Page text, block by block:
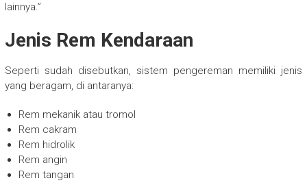
lainnya.”
Jenis Rem Kendaraan
Seperti sudah disebutkan, sistem pengereman memiliki jenis
yang beragam, di antaranya:
Rem mekanik atau tromol
Rem cakram
Rem hidrolik
Rem angin
Rem tangan